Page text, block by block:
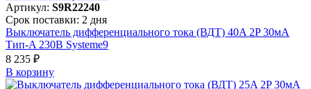
Артикул: S9R22240
Срок поставки: 2 дня
Выключатель дифференциального тока (ВДТ) 40A 2P 30мА
Тип-A 230В Systeme9
8 235 ₽
В корзинy